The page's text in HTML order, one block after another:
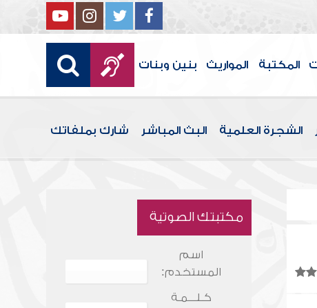
المكتبة المواريث بنين وبنات
الشجرة العلمية البث المباشر شارك بملفاتك
مكتبتك الصوتية
اسم
المستخدم:
كـلـــمـة